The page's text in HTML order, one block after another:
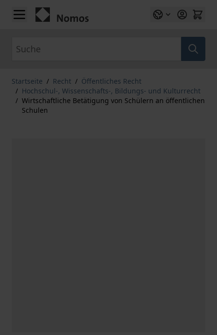
Zum Inhalt springen
Startseite / Recht / Öffentliches Recht
/ Hochschul-, Wissenschafts-, Bildungs- und Kulturrecht
/ Wirtschaftliche Betätigung von Schülern an öffentlichen
Schulen